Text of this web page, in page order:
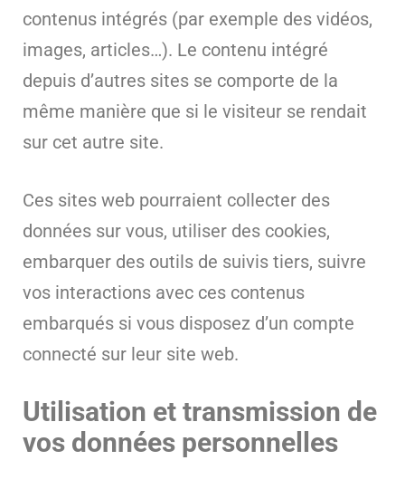
contenus intégrés (par exemple des vidéos,
images, articles…). Le contenu intégré
depuis d’autres sites se comporte de la
même manière que si le visiteur se rendait
sur cet autre site.
Ces sites web pourraient collecter des
données sur vous, utiliser des cookies,
embarquer des outils de suivis tiers, suivre
vos interactions avec ces contenus
embarqués si vous disposez d’un compte
connecté sur leur site web.
Utilisation et transmission de
vos données personnelles